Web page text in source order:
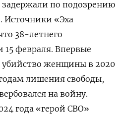
по подозрению
Источники «Эха
38-летнего
февраля. Впервые
убийство женщины в 2020
лишения свободы,
на войну.
года «герой СВО»